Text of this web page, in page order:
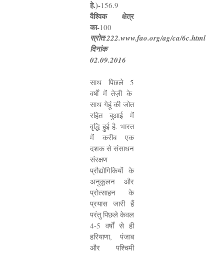
हे.)-156.9
वैश्विक क्षेत्र
का-100
स्रोत:222.www.fao.org/ag/ca/6c.html
दिनांक
02.09.2016
साथ पिछले 5
वर्षों में तेज़ी के
साथ गेहूं की जोत
रहित बुआई में
वृद्धि हुई है. भारत
में करीब एक
दशक से संसाधन
संरक्षण
प्रौद्योगिकियों के
अनुकूलन और
प्रोत्साहन के
प्रयास जारी हैं
परंतु पिछले केवल
4-5 वर्षों से ही
हरियाणा, पंजाब
और पश्चिमी